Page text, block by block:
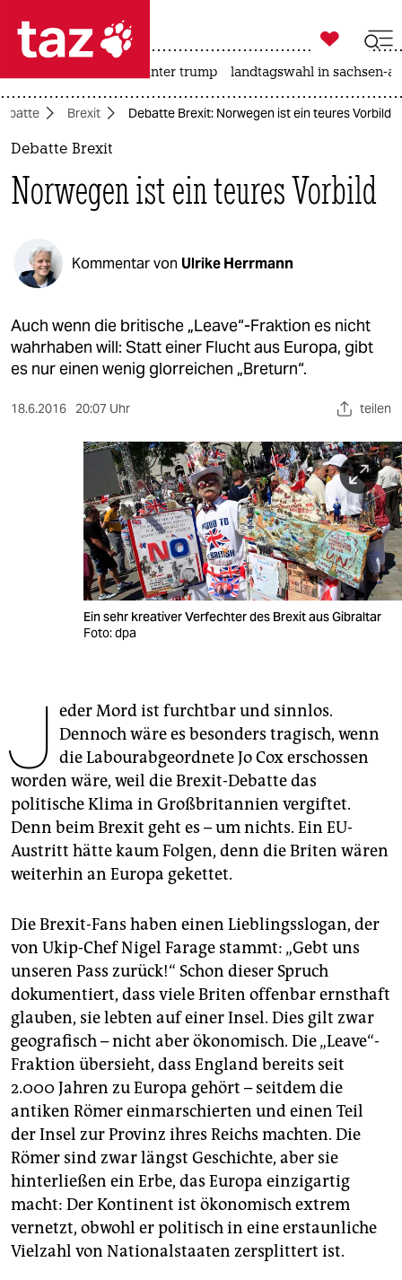
 taz zahl ich
taz zahl ich
politik
öko
gesellschaft
kultur
sport
berlin
veranstaltungen
unterstützen
genossenschaft
epaper login

taz zahl ich
usa unter trump landtagswahl in sachsen-
Brexit Debatte Brexit: Norwegen ist ein teures Vorbild
Debatte Brexit
Norwegen ist ein teures Vorbild
Kommentar von Ulrike Herrmann
Auch wenn die britische „Leave“-Fraktion es nicht
wahrhaben will: Statt einer Flucht aus Europa, gibt
es nur einen wenig glorreichen „Breturn“.
18.6.2016 20:07 Uhr teilen
Ein sehr kreativer Verfechter des Brexit aus Gibraltar
Foto: dpa
J eder Mord ist furchtbar und sinnlos.
Dennoch wäre es besonders tragisch, wenn
die Labourabgeordnete Jo Cox erschossen
worden wäre, weil die Brexit-Debatte das
politische Klima in Großbritannien vergiftet.
Denn beim Brexit geht es – um nichts. Ein EU-
Austritt hätte kaum Folgen, denn die Briten wären
weiterhin an Europa gekettet.
Die Brexit-Fans haben einen Lieblingsslogan, der
von Ukip-Chef Nigel Farage stammt: „Gebt uns
unseren Pass zurück!“ Schon dieser Spruch
dokumentiert, dass viele Briten offenbar ernsthaft
glauben, sie lebten auf einer Insel. Dies gilt zwar
geografisch – nicht aber ökonomisch. Die „Leave“-
Fraktion übersieht, dass England bereits seit
2.000 Jahren zu Europa gehört – seitdem die
antiken Römer einmarschierten und einen Teil
der Insel zur Provinz ihres Reichs machten. Die
Römer sind zwar längst Geschichte, aber sie
hinterließen ein Erbe, das Europa einzigartig
macht: Der Kontinent ist ökonomisch extrem
vernetzt, obwohl er politisch in eine erstaunliche
Vielzahl von Nationalstaaten zersplittert ist.